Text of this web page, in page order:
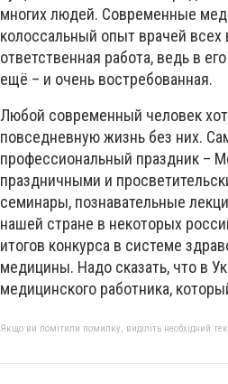
многих людей. Современные
колоссальный опыт врачей
ответственная работа, ведь в
ещё – и очень востребованная.
Любой современный человек
повседневную жизнь без них.
профессиональный праздник –
праздничными и
семинары, познавательные
нашей стране в некоторых
итогов конкурса в системе
медицины. Надо сказать, что в
медицинского работника,
Якщо ви помітили помилку, виділіть необхідний